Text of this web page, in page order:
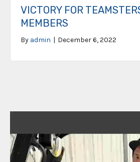
VICTORY FOR
MEMBERS
By admin | December 6, 2022
Player